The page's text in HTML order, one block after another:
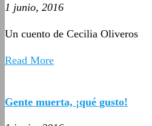
1 junio, 2016
Un cuento de Cecilia Oliveros
Read More
Gente muerta, ¡qué gusto!